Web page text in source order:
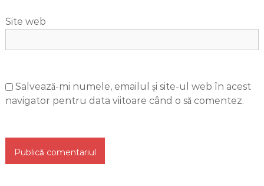
Site web
Salvează-mi numele, emailul și site-ul web în acest
navigator pentru data viitoare când o să comentez.